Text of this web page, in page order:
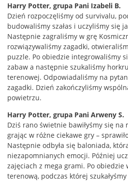
Harry Potter, grupa Pani Izabeli B.
Dzień rozpoczęliśmy od survivalu,
budowaliśmy szałas i uczyliśmy się
Następnie zagraliśmy w grę
rozwiązywaliśmy zagadki,
puzzle. Po obiedzie integrowaliśmy
zabaw a następnie szukaliśmy
terenowej. Odpowiadaliśmy na
zagadki. Dzień zakończyliśmy
powietrzu.
Harry Potter, grupa Pani Arweny S.
Dziś rano świetnie bawiłyśmy się na
grając w różne ciekawe gry –
Następnie odbyła się baloniada,
niezapomnianych emocji. Później
zajęciach z mega grami. Po obiedzie
terenową, podczas której